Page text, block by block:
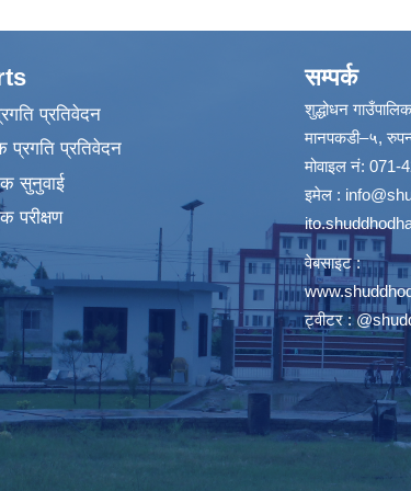
प्रतिवेदन
प्रगति प्रतिवेदन
सुनुवाई
परीक्षण
सम्पर्क
शुद्धोधन
मानपकडी–५,
मोवाइल नं:
इमेल :
वेबसाइट :
ट्वीटर :